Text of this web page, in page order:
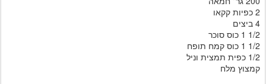
2 כפיות קקאו
4 ביצים
1/2 1 כוס סוכר
1/2 1 כוס קמח תופח
1/2 כפית תמצית וניל
קמצוץ מלח